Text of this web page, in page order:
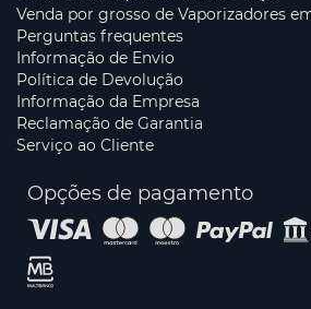
Venda por grosso de Vaporizadores
Perguntas frequentes
Informação de Envio
Política de Devolução
Informação da Empresa
Reclamação de Garantia
Serviço ao Cliente
Opções de pagamento